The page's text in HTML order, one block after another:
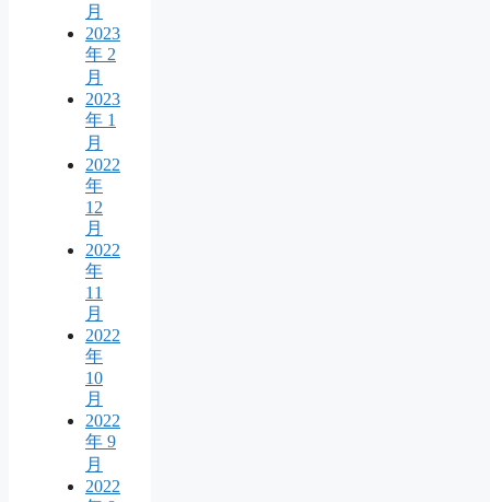
月
2023
年 2
月
2023
年 1
月
2022
年
12
月
2022
年
11
月
2022
年
10
月
2022
年 9
月
2022